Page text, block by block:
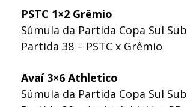
PSTC 1×2 Grêmio
Súmula da Partida Copa Sul
Partida 38 – PSTC x Grêmio
Avaí 3×6 Athletico
Súmula da Partida Copa Sul